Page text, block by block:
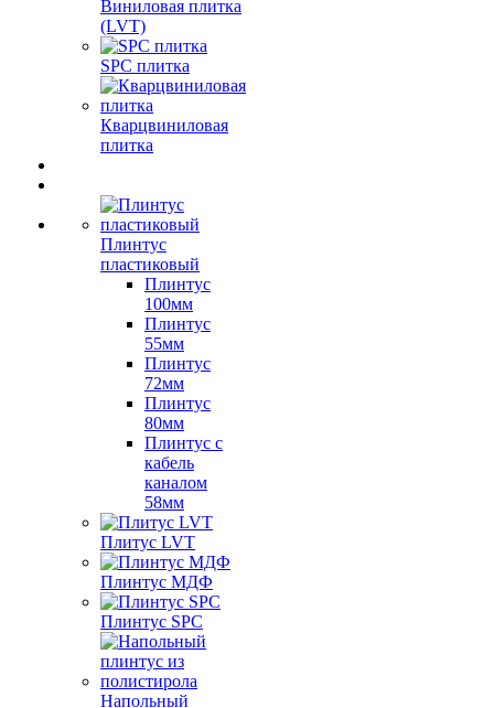
Виниловая плитка
(LVT)
SPC плитка
Кварцвиниловая
плитка
Плинтус
пластиковый
Плинтус
100мм
Плинтус
55мм
Плинтус
72мм
Плинтус
80мм
Плинтус с
кабель
каналом
58мм
Плитус LVT
Плинтус МДФ
Плинтус SPC
Напольный